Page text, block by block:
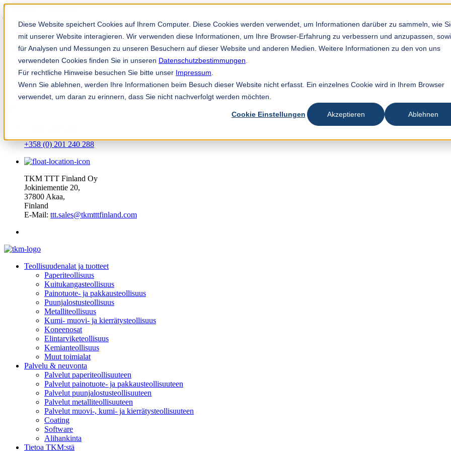
Diese Website speichert Cookies auf Ihrem Computer. Diese Cookies werden verwendet, um Informationen darüber zu sammeln, wie
mit unserer Website interagieren. Wir verwenden diese Informationen, um Ihre Browser-Erfahrung zu verbessern und anzupassen,
für Analysen und Messungen zu unseren Besuchern auf dieser Website und anderen Medien. Weitere Informationen zu den von uns
verwendeten Cookies finden Sie in unseren Datenschutzbestimmungen
Für rechtliche Hinweise besuchen Sie bitte unser Impressum
Wenn Sie ablehnen, werden Ihre Informationen beim Besuch dieser Website nicht erfasst. Ein einzelnes Cookie wird in Ihrem Browser
verwendet, um daran zu erinnern, dass Sie nicht nachverfolgt werden möchten.
Cookie Einstellungen Akzeptieren Ablehnen
TKM App
fi
+358 (0) 201 240 288
TKM TTT Finland Oy
Jokiniementie 20,
37800 Akaa,
Finland
E-Mail: ttt.sales@tkmtttfinland.com
Teollisuudenalat ja tuotteet
Paperiteollisuus
Kuitukangasteollisuus
Painotuote- ja pakkausteollisuus
Puunjalostusteollisuus
Metalliteollisuus
Kumi- muovi- ja kierrätysteollisuus
Koneenosat
Elintarviketeollisuus
Kemianteollisuus
Muut toimialat
Palvelu & neuvonta
Palvelut paperiteollisuuteen
Palvelut painotuote- ja pakkausteollisuuteen
Palvelut puunjalostusteollisuuteen
Palvelut metalliteollisuuteen
Palvelut muovi-, kumi- ja kierrätysteollisuuteen
Coating
Software
Alihankinta
Tietoa TKM:stä